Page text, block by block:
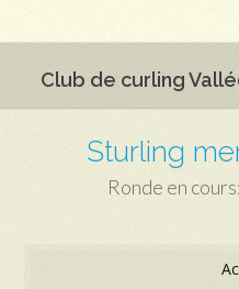
Club de curling
Sturling
Ronde en